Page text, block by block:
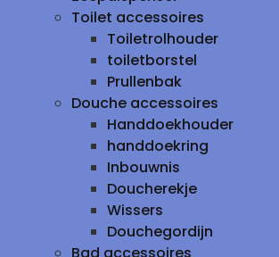
Toilet accessoires
Toiletrolhouder
toiletborstel
Prullenbak
Douche accessoires
Handdoekhouder
handdoekring
Inbouwnis
Doucherekje
Wissers
Douchegordijn
Bad accessoires